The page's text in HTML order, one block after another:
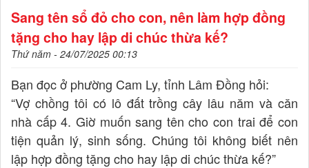
Sang tên sổ đỏ cho con, nên làm hợp đồng
tặng cho hay lập di chúc thừa kế?
Thứ năm - 24/07/2025 00:13
Bạn đọc ở phường Cam Ly, tỉnh Lâm Đồng hỏi:
“Vợ chồng tôi có lô đất trồng cây lâu năm và căn
nhà cấp 4. Giờ muốn sang tên cho con trai để con
tiện quản lý, sinh sống. Chúng tôi không biết nên
lập hợp đồng tặng cho hay lập di chúc thừa kế?”